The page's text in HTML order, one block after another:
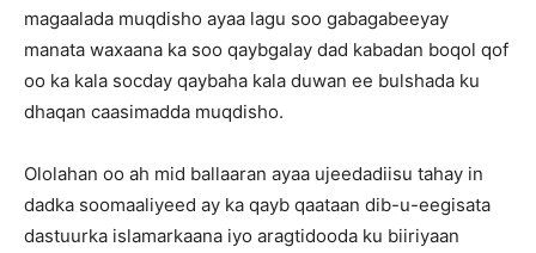
magaalada muqdisho ayaa lagu soo gabagabeeyay
manata waxaana ka soo qaybgalay dad kabadan boqol qof
oo ka kala socday qaybaha kala duwan ee bulshada ku
dhaqan caasimadda muqdisho.
Ololahan oo ah mid ballaaran ayaa ujeedadiisu tahay in
dadka soomaaliyeed ay ka qayb qaataan dib-u-eegisata
dastuurka islamarkaana iyo aragtidooda ku biiriyaan